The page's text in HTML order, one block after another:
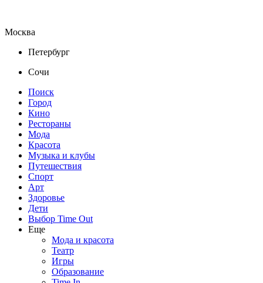
Москва
Петербург
Сочи
Поиск
Город
Кино
Рестораны
Мода
Красота
Музыка и клубы
Путешествия
Спорт
Арт
Здоровье
Дети
Выбор Time Out
Еще
Мода и красота
Театр
Игры
Образование